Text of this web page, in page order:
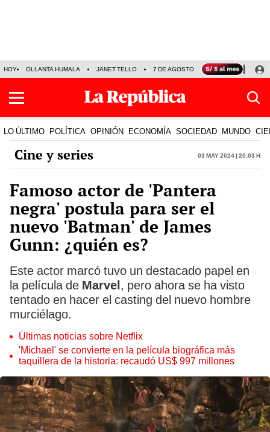
HOY OLLANTA HUMALA JANET TELLO 7 DE AGOSTO TINKA RESULTADOS
LO ÚLTIMO POLÍTICA OPINIÓN ECONOMÍA SOCIEDAD MUNDO
Cine y series 03 May 2024 | 20:03 h
Famoso actor de 'Pantera
negra' postula para ser el
nuevo 'Batman' de James
Gunn: ¿quién es?
Este actor marcó tuvo un destacado papel en
la película de Marvel, pero ahora se ha visto
tentado en hacer el casting del nuevo hombre
murciélago.
Últimas noticias sobre Netflix
'Michael' se convierte en la película biográfica más
taquillera de la historia: recaudó US$ 997 millones